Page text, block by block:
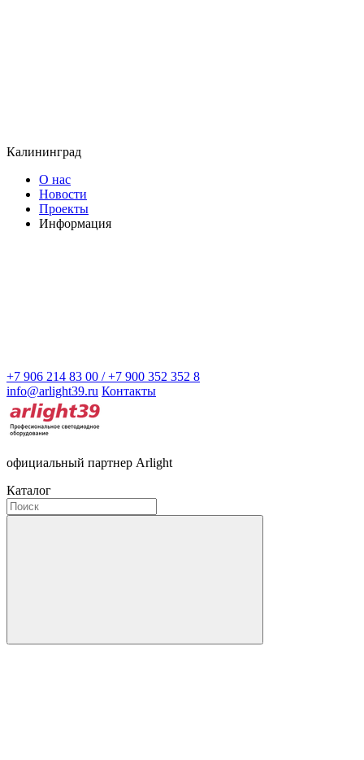
Калининград
О нас
Новости
Проекты
Информация
+7 906 214 83 00 / +7 900 352 352 8
info@arlight39.ru Контакты
официальный партнер Arlight
Каталог